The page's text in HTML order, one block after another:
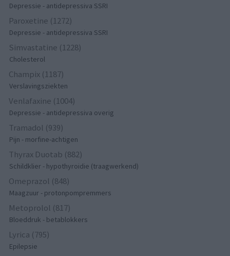
Depressie - antidepressiva SSRI
Paroxetine (1272)
Depressie - antidepressiva SSRI
Simvastatine (1228)
Cholesterol
Champix (1187)
Verslavingsziekten
Venlafaxine (1004)
Depressie - antidepressiva overig
Tramadol (939)
Pijn - morfine-achtigen
Thyrax Duotab (882)
Schildklier - hypothyroidie (traagwerkend)
Omeprazol (848)
Maagzuur - protonpompremmers
Metoprolol (817)
Bloeddruk - betablokkers
Lyrica (795)
Epilepsie